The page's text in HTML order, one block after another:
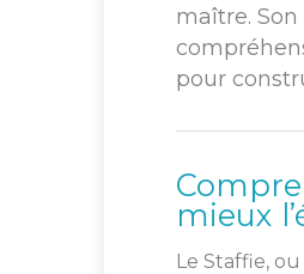
maître.
pour
mieux
Le Staffie,